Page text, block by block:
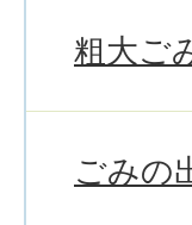
粗大ご
ごみの